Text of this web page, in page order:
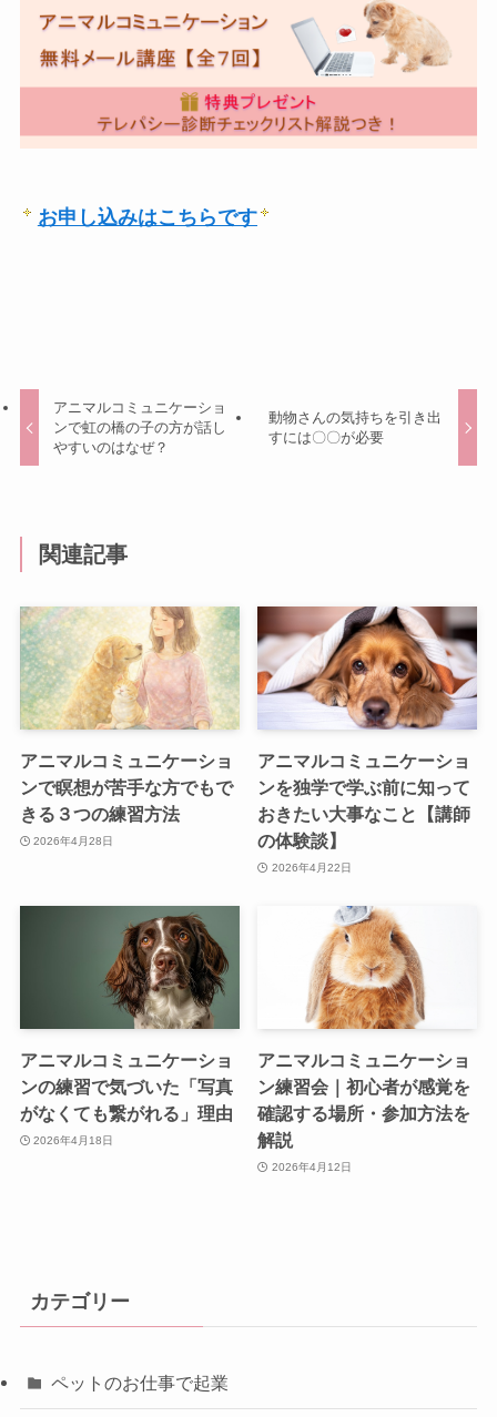
お申し込みはこちらです
アニマルコミュニケーショ
ンで虹の橋の子の方が話し
やすいのはなぜ？
動物さんの気持ちを引き出
すには〇〇が必要
関連記事
アニマルコミュニケーショ
ンで瞑想が苦手な方でもで
きる３つの練習方法
2026年4月28日
アニマルコミュニケーショ
ンを独学で学ぶ前に知って
おきたい大事なこと【講師
の体験談】
2026年4月22日
アニマルコミュニケーショ
ンの練習で気づいた「写真
がなくても繋がれる」理由
2026年4月18日
アニマルコミュニケーショ
ン練習会｜初心者が感覚を
確認する場所・参加方法を
解説
2026年4月12日
カテゴリー
ペットのお仕事で起業